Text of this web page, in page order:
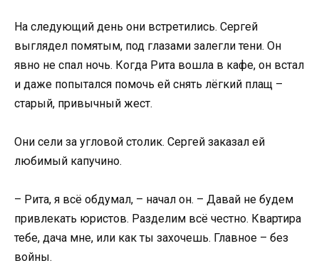
На следующий день они встретились. Сергей
выглядел помятым, под глазами залегли тени. Он
явно не спал ночь. Когда Рита вошла в кафе, он встал
и даже попытался помочь ей снять лёгкий плащ –
старый, привычный жест.
Они сели за угловой столик. Сергей заказал ей
любимый капучино.
– Рита, я всё обдумал, – начал он. – Давай не будем
привлекать юристов. Разделим всё честно. Квартира
тебе, дача мне, или как ты захочешь. Главное – без
войны.